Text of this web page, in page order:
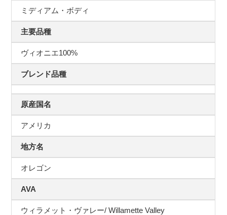
ミディアム・ボディ
主要品種
ヴィオニエ100%
ブレンド品種
原産国名
アメリカ
地方名
オレゴン
AVA
ウィラメット・ヴァレー/ Willamette Valley